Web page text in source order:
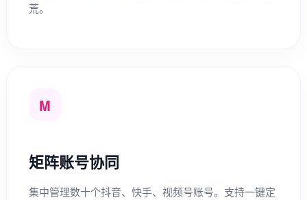
荒。
M
矩阵账号协同
集中管理数十个抖音、快手、视频号账号。支持一键定